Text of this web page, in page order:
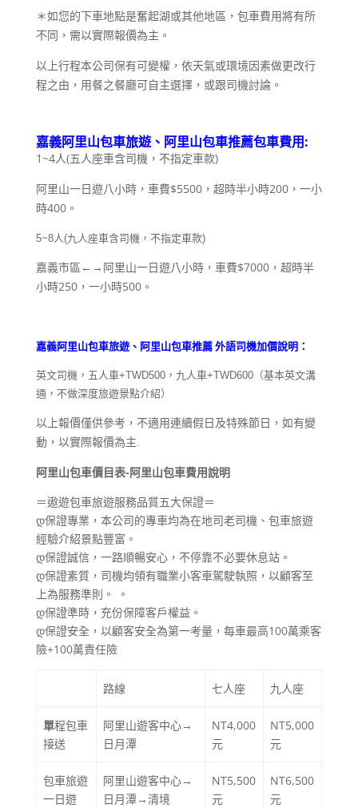
＊如您的下車地點是奮起湖或其他地區，包車費用將有所
不同，需以實際報價為主。
以上行程本公司保有可變權，依天氣或環境因素做更改行
程之由，用餐之餐廳可自主選擇，或跟司機討論。
嘉義阿里山包車旅遊、阿里山包車推薦包車費用 :
1~4人(五人座車含司機，不指定車款)
阿里山一日遊八小時，車費$5500，超時半小時200，一小
時400。
5~8人(九人座車含司機，不指定車款)
嘉義市區←→阿里山一日遊八小時，車費$7000，超時半
小時250，一小時500。
嘉義阿里山包車旅遊、阿里山包車推薦 外語司機加價說明：
英文司機，五人車+TWD500，九人車+TWD600（基本英文溝
通，不做深度旅遊景點介紹）
以上報價僅供參考，不適用連續假日及特殊節日，如有變
動，以實際報價為主.
阿里山包車價目表-阿里山包車費用說明
＝遨遊包車旅遊服務品質五大保證＝
დ保證專業，本公司的專車均為在地司老司機、包車旅遊
經驗介紹景點豐富。
დ保證誠信，一路順暢安心，不停靠不必要休息站。
დ保證素質，司機均領有職業小客車駕駛執照，以顧客至
上為服務準則。 。
დ保證準時，充份保障客戶權益。
დ保證安全，以顧客安全為第一考量，每車最高100萬乘客
險+100萬責任險
路線 七人座 九人座
單程包車
接送
阿里山遊客中心→
日月潭
NT4,000
元
NT5,000
元
包車旅遊
一日遊
阿里山遊客中心→
日月潭→清境
NT5,500
元
NT6,500
元